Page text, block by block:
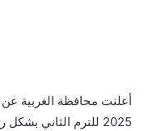
أعلنت محافظة الغربية عن
2025 للترم الثاني بشكل رسمي، حيث بلغت